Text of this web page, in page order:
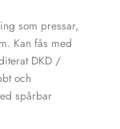
som pressar,
Kan fås med
DKD /
och
spårbar